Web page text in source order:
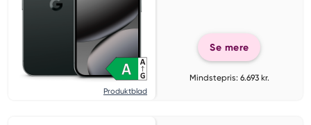
Produktblad
Se mere
Mindstepris: 6.693 kr.